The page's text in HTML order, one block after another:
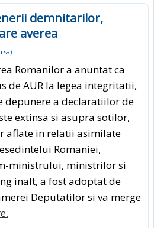
demnitarilor,
averea
)
Romanilor a anuntat ca
de AUR la legea integritatii,
depunere a declaratiilor de
extinsa si asupra sotilor,
aflate in relatii asimilate
Romaniei,
ministrului, ministrilor si
inalt, a fost adoptat de
Deputatilor si va merge